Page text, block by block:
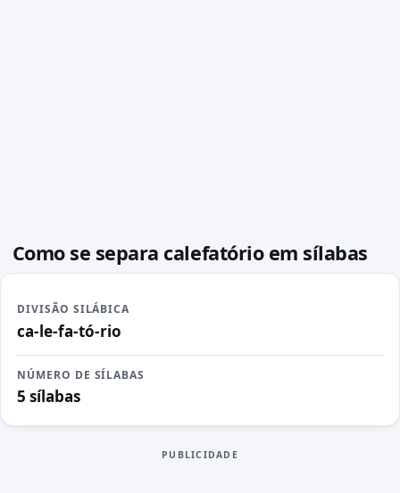
Como se separa calefatório em sílabas
DIVISÃO SILÁBICA
ca-le-fa-tó-rio
NÚMERO DE SÍLABAS
5 sílabas
PUBLICIDADE